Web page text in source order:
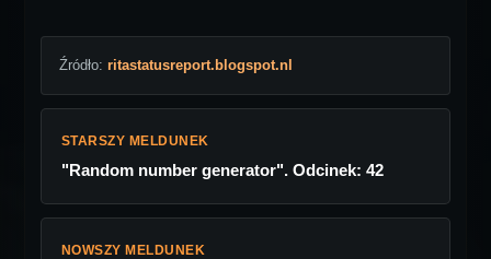
Źródło: ritastatusreport.blogspot.nl
STARSZY MELDUNEK
"Random number generator". Odcinek: 42
NOWSZY MELDUNEK